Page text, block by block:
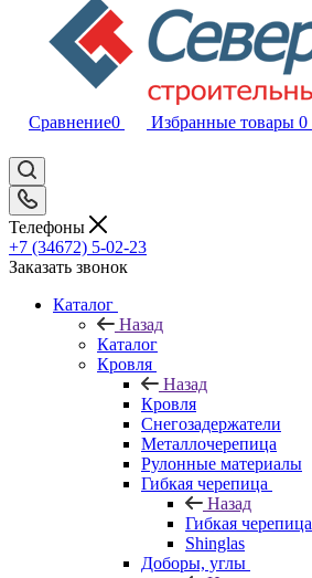
Сравнение0 Избранные товары 0
Телефоны
+7 (34672) 5-02-23
Заказать звонок
Каталог
Назад
Каталог
Кровля
Назад
Кровля
Снегозадержатели
Металлочерепица
Рулонные материалы
Гибкая черепица
Назад
Гибкая черепица
Shinglas
Доборы, углы